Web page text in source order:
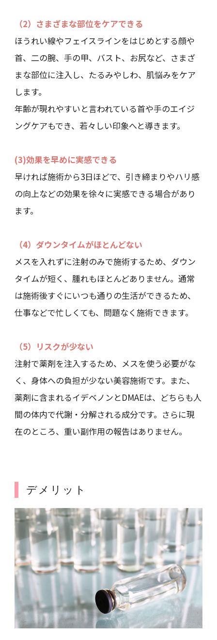
（2）さまざまな部位をケアできる
ほうれい線やフェイスラインをはじめとする顔や
首、二の腕、手の甲、バスト、お尻など、さまざ
まな部位に注入し、たるみやしわ、肌悩みをケア
します。
年齢が現れやすいと言われている首や手のエイジ
ングケアもでき、若々しい印象へと導きます。
(3)効果を早めに実感できる
早ければ施術から3日ほどで、引き締まりやハリ感
の向上などの効果を徐々に実感できる場合があり
ます。
（4）ダウンタイムがほとんどない
メスを入れずに注射のみで施術するため、ダウン
タイムが短く、腫れもほとんどありません。通常
は施術後すぐにいつも通りの生活ができるため、
仕事などで忙しくても、問題なく施術できます。
（5）リスクが少ない
注射で薬剤を注入するため、メスを使う必要がな
く、身体への負担が少ない美容施術です。また、
薬剤に含まれるイデベノンとDMAEは、どちらも人
間の体内で代謝・分解される成分です。さらに現
在のところ、重い副作用の報告はありません。
デメリット